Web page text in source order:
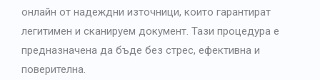
онлайн от надеждни източници, които гарантират
легитимен и сканируем документ. Тази процедура е
предназначена да бъде без стрес, ефективна и
поверителна.